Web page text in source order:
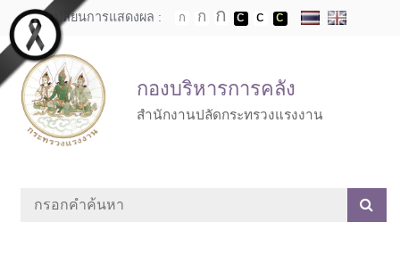
Skip to main content
เปลี่ยนการแสดงผล :
กองบริหารการคลัง
สำนักงานปลัดกระทรวงแรงงาน